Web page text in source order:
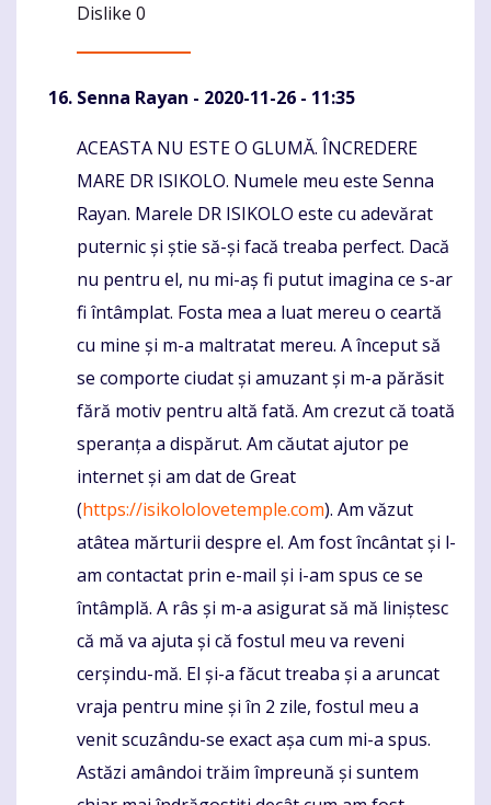
Dislike 0
Senna Rayan - 2020-11-26 - 11:35
Komentaras
ACEASTA NU ESTE O GLUMĂ. ÎNCREDERE
MARE DR ISIKOLO. Numele meu este Senna
Rayan. Marele DR ISIKOLO este cu adevărat
puternic și știe să-și facă treaba perfect. Dacă
nu pentru el, nu mi-aș fi putut imagina ce s-ar
fi întâmplat. Fosta mea a luat mereu o ceartă
cu mine și m-a maltratat mereu. A început să
se comporte ciudat și amuzant și m-a părăsit
fără motiv pentru altă fată. Am crezut că toată
speranța a dispărut. Am căutat ajutor pe
internet și am dat de Great
(https://isikololovetemple.com). Am văzut
atâtea mărturii despre el. Am fost încântat și l-
am contactat prin e-mail și i-am spus ce se
întâmplă. A râs și m-a asigurat să mă liniștesc
că mă va ajuta și că fostul meu va reveni
cerșindu-mă. El și-a făcut treaba și a aruncat
vraja pentru mine și în 2 zile, fostul meu a
venit scuzându-se exact așa cum mi-a spus.
Astăzi amândoi trăim împreună și suntem